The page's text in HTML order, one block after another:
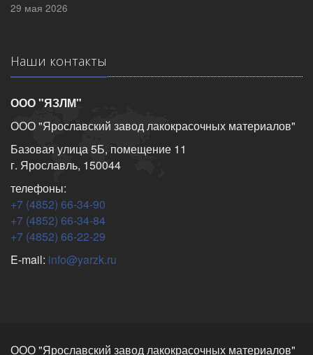
29 мая 2026
Наши контакты
ООО "ЯЗЛМ"
ООО "Ярославский завод лакокрасочных материалов"
Базовая улица 5Б, помещение 11
г. Ярославль, 150044
телефоны:
+7 (4852) 66-34-90
+7 (4852) 66-34-84
+7 (4852) 66-22-29
E-mail: info@yarzk.ru
ООО "Ярославский завод лакокрасочных материалов"